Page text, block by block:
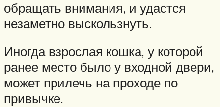
обращать внимания, и удастся
незаметно выскользнуть.
Иногда взрослая кошка, у которой
ранее место было у входной двери,
может прилечь на проходе по
привычке.